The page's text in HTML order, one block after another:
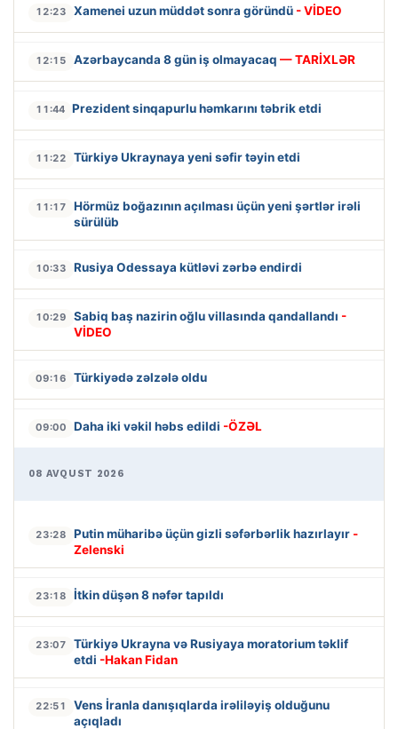
12:23 Xamenei uzun müddət sonra göründü - VİDEO
12:15 Azərbaycanda 8 gün iş olmayacaq — TARİXLƏR
11:44 Prezident sinqapurlu həmkarını təbrik etdi
11:22 Türkiyə Ukraynaya yeni səfir təyin etdi
11:17
Hörmüz boğazının açılması üçün yeni şərtlər irəli
sürülüb
10:33 Rusiya Odessaya kütləvi zərbə endirdi
10:29 Sabiq baş nazirin oğlu villasında qandallandı -
VİDEO
09:16 Türkiyədə zəlzələ oldu
09:00 Daha iki vəkil həbs edildi -ÖZƏL
08 AVQUST 2026
23:28 Putin müharibə üçün gizli səfərbərlik hazırlayır -
Zelenski
23:18 İtkin düşən 8 nəfər tapıldı
23:07
Türkiyə Ukrayna və Rusiyaya moratorium təklif
etdi -Hakan Fidan
22:51
Vens İranla danışıqlarda irəliləyiş olduğunu
açıqladı